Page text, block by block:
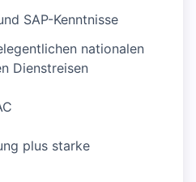
SAP-Kenntnisse
nationalen
Dienstreisen
plus starke